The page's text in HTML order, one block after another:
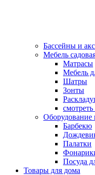
Бассейны и
Мебель
Матрасы
Мебель
Шатры
Зонты
смотреть
Оборудование
Барбекю
Палатки
Посуда
Товары для дома